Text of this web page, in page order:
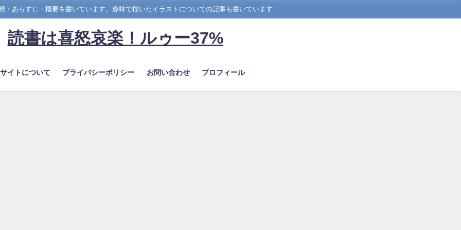
・あらすじ・概要を書いています。趣味で描いたイラストについての記事も書いています
読書は喜怒哀楽！ルゥー37%
イトについて プライバシーポリシー お問い合わせ プロフィール